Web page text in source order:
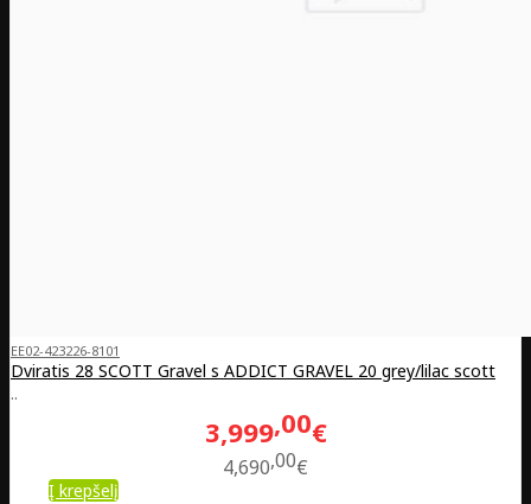
EE02-423226-8101
Dviratis 28 SCOTT Gravel s ADDICT GRAVEL 20 grey/lilac scott
..
3,999 00€
4,690 00€
Į krepšelį